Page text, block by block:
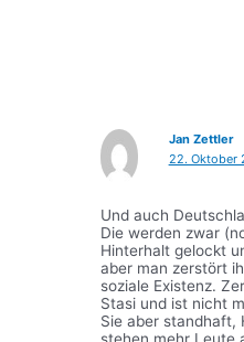
Jan Zettler
22. Oktober
Und auch
Die werden zwar
Hinterhalt gelockt
aber man zerstört
soziale Existenz.
Stasi und ist nicht
Sie aber standhaft,